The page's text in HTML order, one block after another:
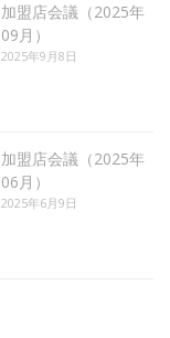
加盟店会議（2025年
09月）
2025年9月8日
加盟店会議（2025年
06月）
2025年6月9日